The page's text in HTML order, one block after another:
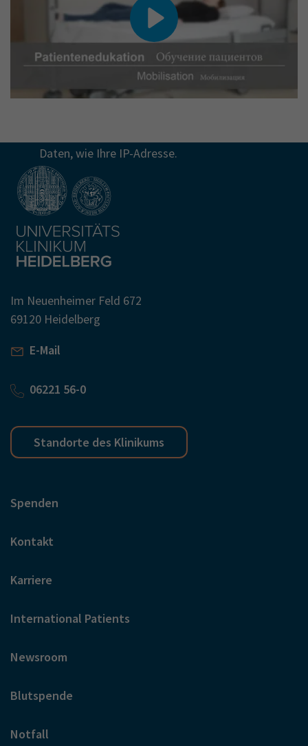
Daten, wie Ihre IP-Adresse.
Im Neuenheimer Feld 672
69120 Heidelberg
E-Mail
06221 56-0
Standorte des Klinikums
Spenden
Kontakt
Karriere
International Patients
Newsroom
Blutspende
Notfall